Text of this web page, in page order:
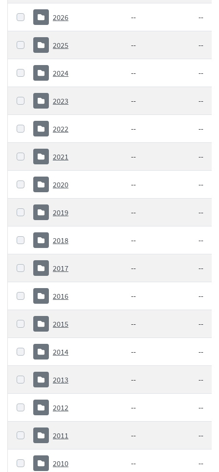
2026 -- --
2025 -- --
2024 -- --
2023 -- --
2022 -- --
2021 -- --
2020 -- --
2019 -- --
2018 -- --
2017 -- --
2016 -- --
2015 -- --
2014 -- --
2013 -- --
2012 -- --
2011 -- --
2010 -- --